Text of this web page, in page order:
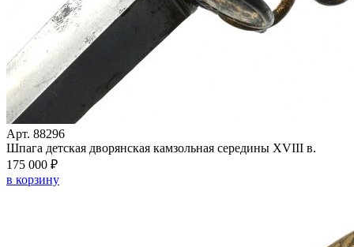
Арт. 88296
Шпага детская дворянская камзольная середины XVIII в.
175 000 ₽
в корзину